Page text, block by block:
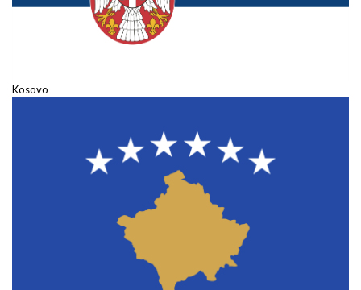
Kosovo